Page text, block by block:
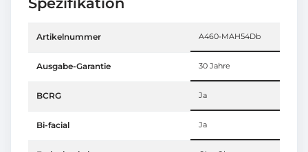
Artikelnummer A460-MAH54Db
Ausgabe-Garantie 30 Jahre
BCRG Ja
Bi-facial Ja